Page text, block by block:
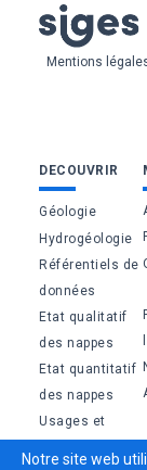
Pied
de
page
Mentions
Bas
de
page
DECOUVRIR
Géologie
Hydrogéologie
Référentiels de
données
Etat qualitatif
des nappes
Etat quantitatif
des nappes
Usages et
Notre site web